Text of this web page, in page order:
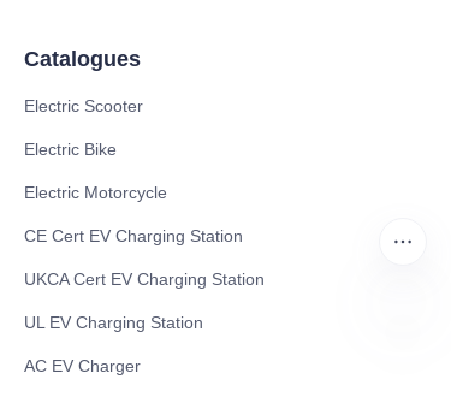
Catalogues
Electric Scooter
Electric Bike
Electric Motorcycle
CE Cert EV Charging Station
UKCA Cert EV Charging Station
UL EV Charging Station
AC EV Charger
TR